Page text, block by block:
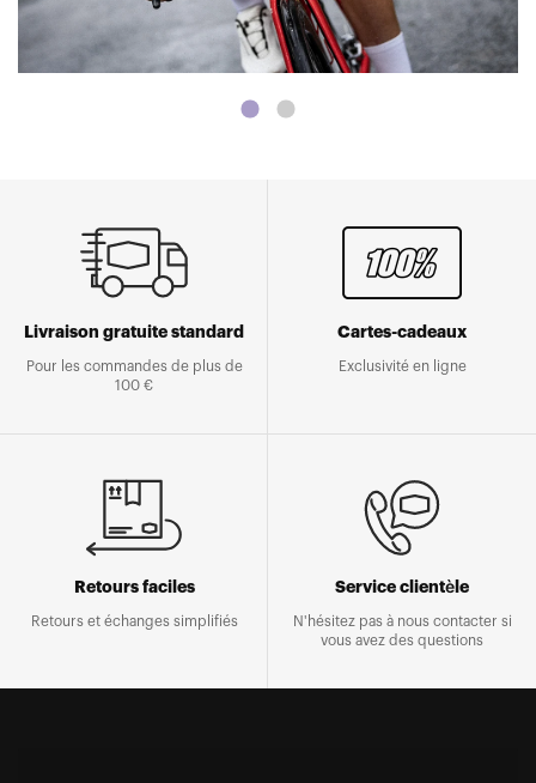
Livraison gratuite standard
Pour les commandes de plus de
100 €
Cartes-cadeaux
Exclusivité en ligne
Retours faciles
Retours et échanges simplifiés
Service clientèle
N'hésitez pas à nous contacter si
vous avez des questions